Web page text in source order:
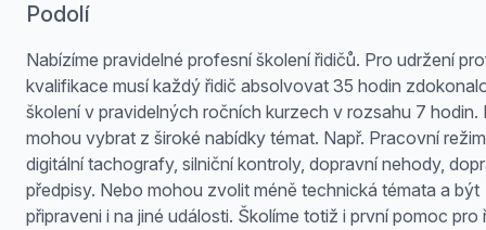
Podolí
Nabízíme pravidelné profesní školení řidičů. Pro udržení
kvalifikace musí každý řidič absolvovat 35 hodin
školení v pravidelných ročních kurzech v rozsahu 7 hodin.
mohou vybrat z široké nabídky témat. Např. Pracovní
digitální tachografy, silniční kontroly, dopravní nehody,
předpisy. Nebo mohou zvolit méně technická témata a být
připraveni i na jiné události. Školíme totiž i první pomoc pro